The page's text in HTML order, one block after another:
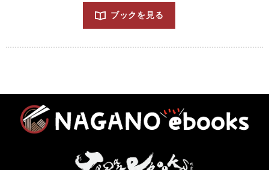
ブックを見る